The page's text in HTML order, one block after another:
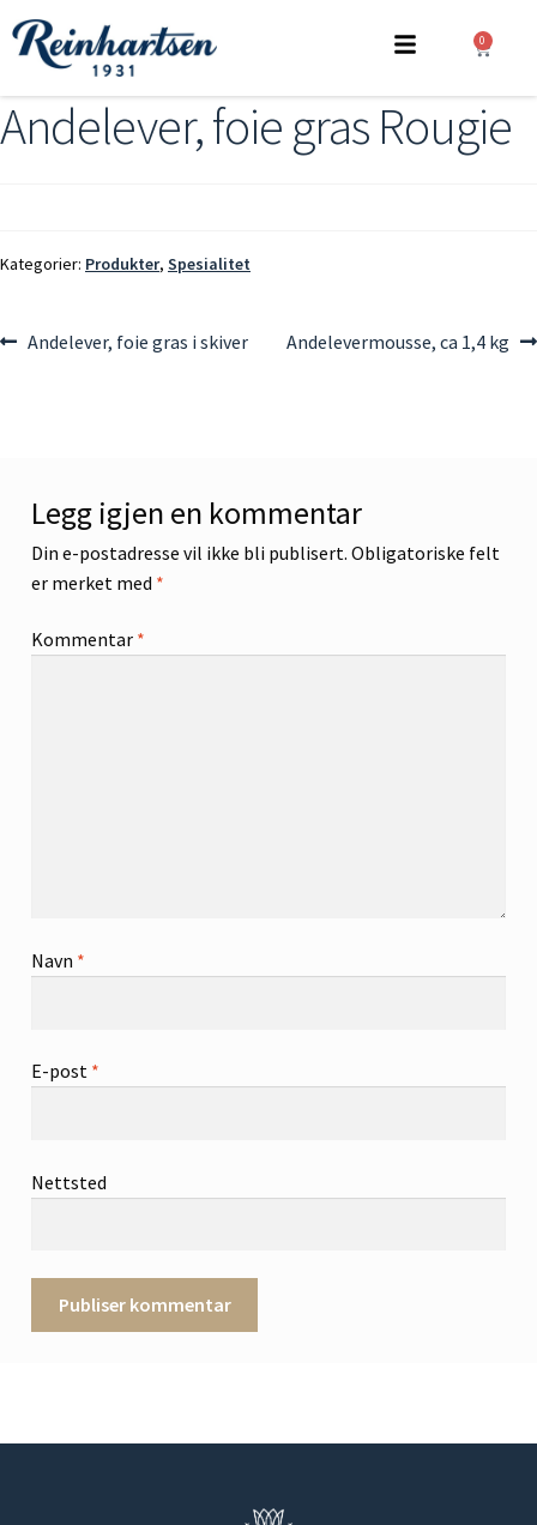
0
Andelever, foie gras Rougie
Kategorier: Produkter, Spesialitet
Andelever, foie gras i skiver Andelevermousse, ca 1,4 kg
Legg igjen en kommentar
Din e-postadresse vil ikke bli publisert. Obligatoriske felt
er merket med *
Kommentar *
Navn *
E-post *
Nettsted